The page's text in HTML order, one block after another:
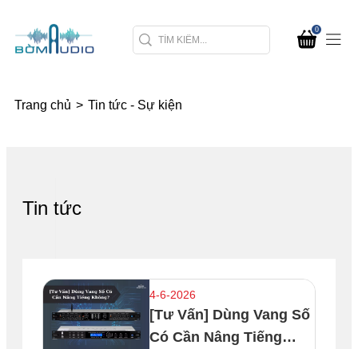
0
Trang chủ > Tin tức - Sự kiện
4-6-2026
[Tư Vấn] Dùng Vang Số
Có Cần Nâng Tiếng
Tin tức